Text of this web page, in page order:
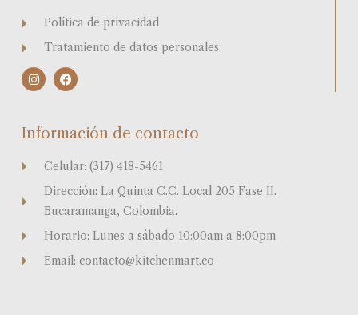
Política de privacidad
Tratamiento de datos personales
I
n
g
F
a
o
k
Información de contacto
Celular: (317) 418-5461
Dirección: La Quinta C.C. Local 205 Fase II.
Bucaramanga, Colombia.
Horario: Lunes a sábado 10:00am a 8:00pm
Email: contacto@kitchenmart.co